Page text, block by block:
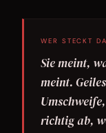
WER STECKT
Sie meint,
meint.
richtig ab,